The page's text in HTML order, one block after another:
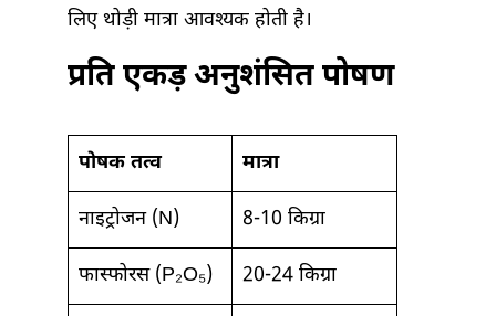
लिए थोड़ी मात्रा आवश्यक होती है।
प्रति एकड़ अनुशंसित पोषण
पोषक तत्व मात्रा
नाइट्रोजन (N) 8-10 किग्रा
फास्फोरस (P₂O₅) 20-24 किग्रा